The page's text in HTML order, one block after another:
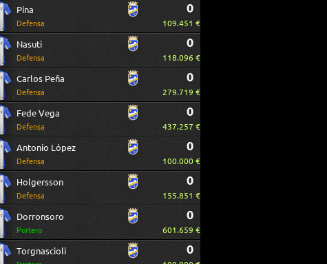
Pina
Defensa
0
109.451 €
Nasuti
Defensa
0
118.096 €
Carlos Peña
Defensa
0
279.719 €
Fede Vega
Defensa
0
437.257 €
Antonio López
Defensa
0
100.000 €
Holgersson
Defensa
0
155.851 €
Dorronsoro
Portero
0
601.659 €
Torgnascioli 0